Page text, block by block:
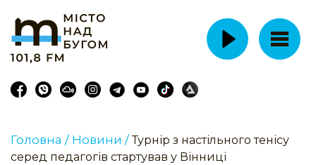
Головна / Новини / Турнір з настільного тенісу
серед педагогів стартував у Вінниці